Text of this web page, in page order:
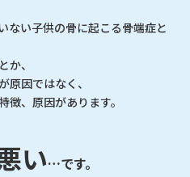
ない子供の骨に起こる骨端症と
か、
原因ではなく、
徴、原因があります。
い…です。